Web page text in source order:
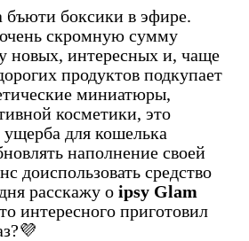
боксики в эфире.
скромную сумму
новых, интересных и, чаще
продуктов подкупает
миниатюры,
косметики, это
для кошелька
наполнение своей
доиспользовать средство
расскажу о ipsy Glam
интересного приготовил